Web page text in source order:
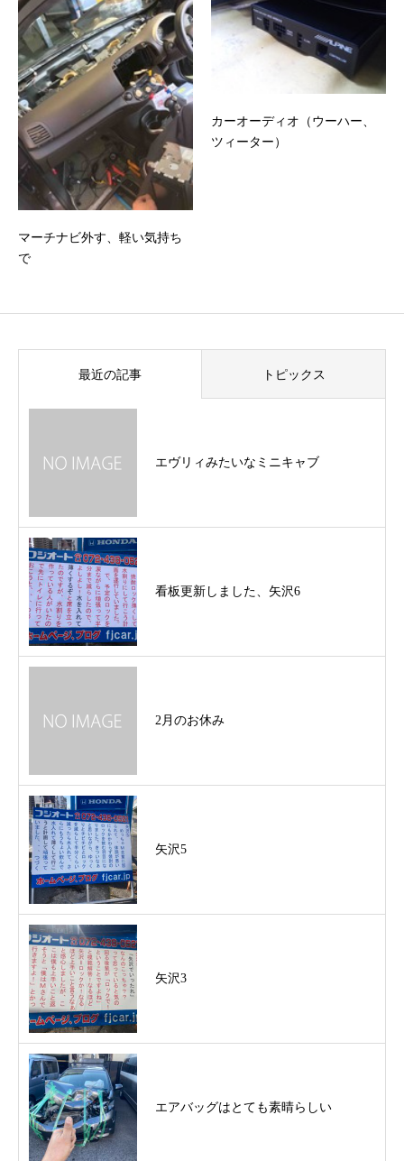
マーチナビ外す、軽い気持ち
で
カーオーディオ（ウーハー、
ツィーター）
最近の記事 トピックス
エヴリィみたいなミニキャブ
看板更新しました、矢沢6
2月のお休み
矢沢5
矢沢3
エアバッグはとても素晴らしい